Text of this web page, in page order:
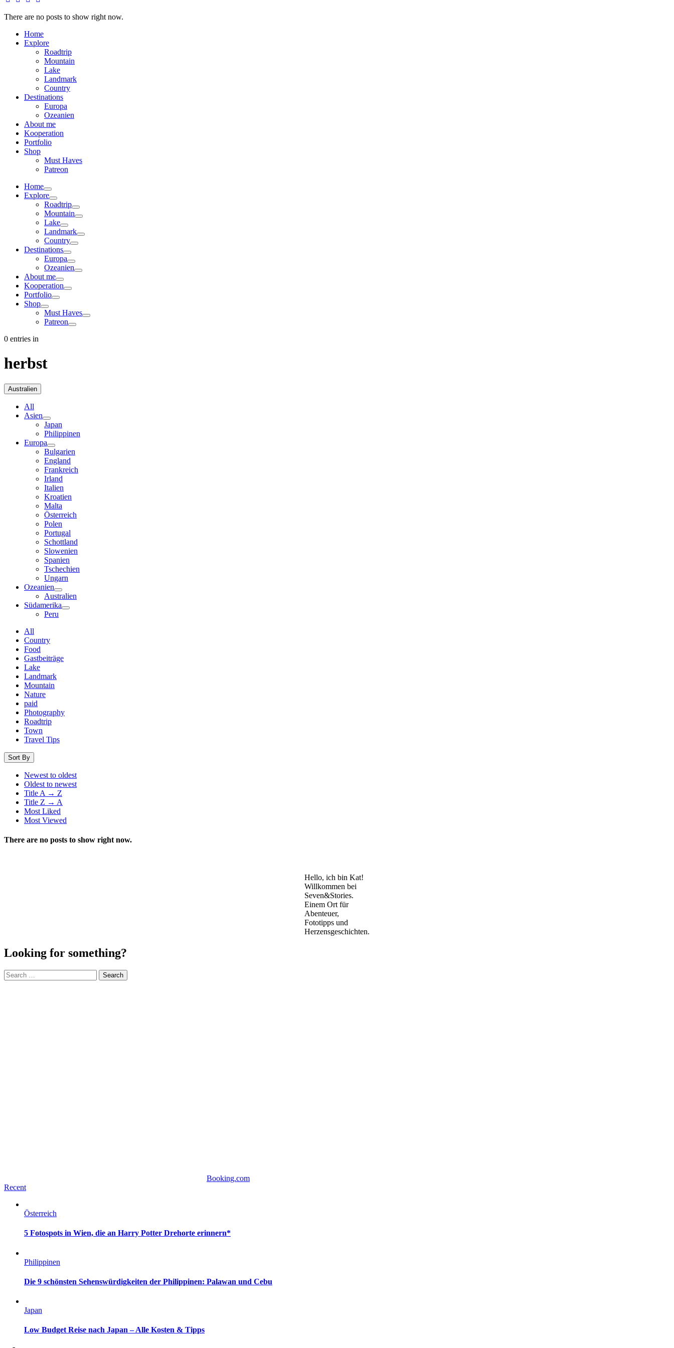
There are no posts to show right now.
Home
Explore
Roadtrip
Mountain
Lake
Landmark
Country
Destinations
Europa
Ozeanien
About me
Kooperation
Portfolio
Shop
Must Haves
Patreon
Home
Explore
Roadtrip
Mountain
Lake
Landmark
Country
Destinations
Europa
Ozeanien
About me
Kooperation
Portfolio
Shop
Must Haves
Patreon
0 entries in
herbst
Australien
All
Asien
Japan
Philippinen
Europa
Bulgarien
England
Frankreich
Irland
Italien
Kroatien
Malta
Österreich
Polen
Portugal
Schottland
Slowenien
Spanien
Tschechien
Ungarn
Ozeanien
Australien
Südamerika
Peru
All
Country
Food
Gastbeiträge
Lake
Landmark
Mountain
Nature
paid
Photography
Roadtrip
Town
Travel Tips
Sort By
Newest to oldest
Oldest to newest
Title A → Z
Title Z → A
Most Liked
Most Viewed
There are no posts to show right now.
Hello, ich bin Kat!
Willkommen bei
Seven&Stories.
Einem Ort für
Abenteuer,
Fototipps und
Herzensgeschichten.
Looking for something?
Search
Booking.com
Recent
Österreich
5 Fotospots in Wien, die an Harry Potter Drehorte erinnern*
Philippinen
Die 9 schönsten Sehenswürdigkeiten der Philippinen: Palawan und Cebu
Japan
Low Budget Reise nach Japan – Alle Kosten & Tipps